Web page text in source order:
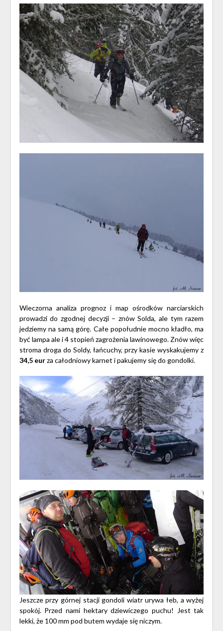
Wieczorna analiza prognoz i map ośrodków narciarskich
prowadzi do zgodnej decyzji – znów Solda, ale tym razem
jedziemy na samą górę. Całe popołudnie mocno kładło, ma
być lampa ale i 4 stopień zagrożenia lawinowego. Znów więc
stroma droga do Soldy, łańcuchy, przy kasie wyskakujemy z
34,5 eurza całodniowy karnet i pakujemy się do gondolki.
Jeszcze przy górnej stacji gondoli wiatr urywa łeb, a wyżej
spokój. Przed nami hektary dziewiczego puchu! Jest tak
lekki, że 100 mm pod butem wydaje się niczym.